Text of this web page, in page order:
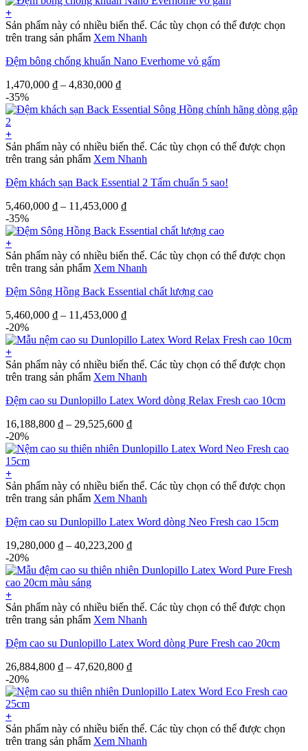
+
Sản phẩm này có nhiều biến thể. Các tùy chọn có thể được chọn
trên trang sản phẩm Xem Nhanh
Đệm bông chống khuẩn Nano Everhome vỏ gấm
1,470,000 ₫ – 4,830,000 ₫
-35%
+
Sản phẩm này có nhiều biến thể. Các tùy chọn có thể được chọn
trên trang sản phẩm Xem Nhanh
Đệm khách sạn Back Essential 2 Tấm chuẩn 5 sao!
5,460,000 ₫ – 11,453,000 ₫
-35%
+
Sản phẩm này có nhiều biến thể. Các tùy chọn có thể được chọn
trên trang sản phẩm Xem Nhanh
Đệm Sông Hồng Back Essential chất lượng cao
5,460,000 ₫ – 11,453,000 ₫
-20%
+
Sản phẩm này có nhiều biến thể. Các tùy chọn có thể được chọn
trên trang sản phẩm Xem Nhanh
Đệm cao su Dunlopillo Latex Word dòng Relax Fresh cao 10cm
16,188,800 ₫ – 29,525,600 ₫
-20%
+
Sản phẩm này có nhiều biến thể. Các tùy chọn có thể được chọn
trên trang sản phẩm Xem Nhanh
Đệm cao su Dunlopillo Latex Word dòng Neo Fresh cao 15cm
19,280,000 ₫ – 40,223,200 ₫
-20%
+
Sản phẩm này có nhiều biến thể. Các tùy chọn có thể được chọn
trên trang sản phẩm Xem Nhanh
Đệm cao su Dunlopillo Latex Word dòng Pure Fresh cao 20cm
26,884,800 ₫ – 47,620,800 ₫
-20%
+
Sản phẩm này có nhiều biến thể. Các tùy chọn có thể được chọn
trên trang sản phẩm Xem Nhanh